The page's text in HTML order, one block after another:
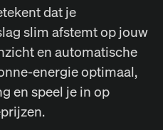
dat je
slim afstemt op jouw
en automatische
energie optimaal,
en speel je in op